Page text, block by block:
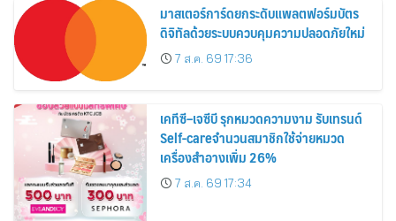
มาสเตอร์การ์ดยกระดับแพลตฟอร์มบัตร
ดิจิทัลด้วยระบบควบคุมความปลอดภัยใหม่
7 ส.ค. 69 17:36
เคทีซี–เจซีบี รุกหมวดความงาม รับเทรนด์
Self-careจำนวนสมาชิกใช้จ่ายหมวด
เครื่องสำอางเพิ่ม 26%
7 ส.ค. 69 17:34